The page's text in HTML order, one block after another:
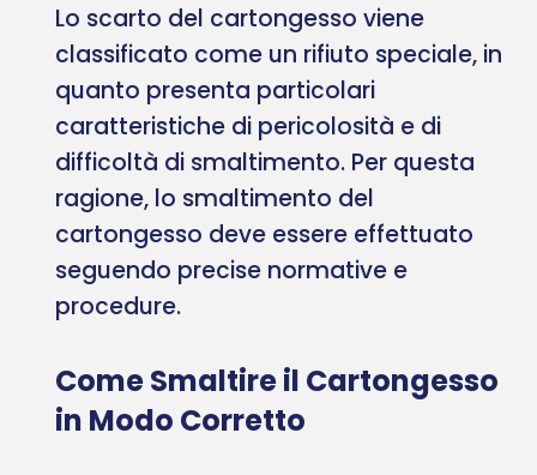
Lo scarto del cartongesso viene
classificato come un rifiuto speciale, in
quanto presenta particolari
caratteristiche di pericolosità e di
difficoltà di smaltimento. Per questa
ragione, lo smaltimento del
cartongesso deve essere effettuato
seguendo precise normative e
procedure.
Come Smaltire il Cartongesso
in Modo Corretto